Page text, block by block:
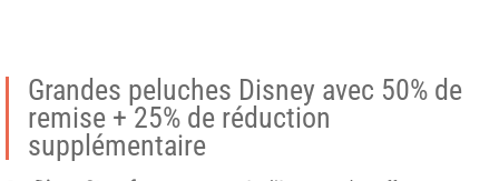
Grandes peluches Disney avec 50% de
remise + 25% de réduction
supplémentaire